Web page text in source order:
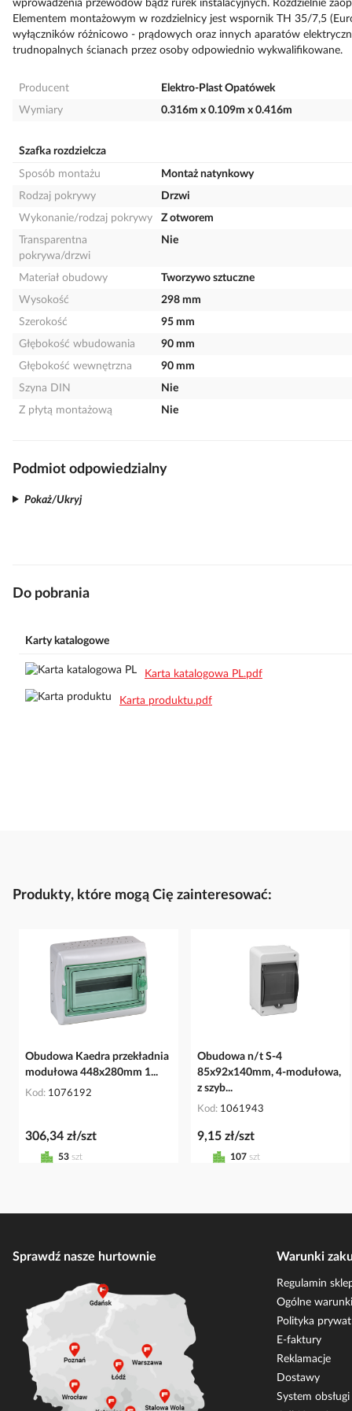
wprowadzenia przewodów bądź rurek instalacyjnych. Rozdzielnie
Elementem montażowym w rozdzielnicy jest wspornik TH 35/7,5
wyłączników różnicowo - prądowych oraz innych aparatów
trudnopalnych ścianach przez osoby odpowiednio wykwalifikowane.
Producent
Elektro-Plast Opatówek
Wymiary
0.316m x 0.109m x 0.416m
Szafka rozdzielcza
Sposób montażu
Montaż natynkowy
Rodzaj pokrywy
Drzwi
Wykonanie/rodzaj pokrywy
Z otworem
Transparentna
pokrywa/drzwi
Nie
Materiał obudowy
Tworzywo sztuczne
Wysokość
298 mm
Szerokość
95 mm
Głębokość wbudowania
90 mm
Głębokość wewnętrzna
90 mm
Szyna DIN
Nie
Z płytą montażową
Nie
Podmiot odpowiedzialny
Pokaż/Ukryj
Do pobrania
Karty katalogowe
Karta katalogowa PL.pdf
Karta produktu.pdf
Produkty, które mogą Cię zainteresować:
Obudowa Kaedra przekładnia
modułowa 448x280mm 1...
Kod 1076192
306,34 zł/szt
53 szt
Obudowa n/t S-4
85x92x140mm, 4-modułowa,
z szyb...
Kod 1061943
9,15 zł/szt
107 szt
Sprawdź nasze hurtownie Warunki
Regulamin
Ogólne
Polityka
E-faktury
Reklamacje
Dostawy
System